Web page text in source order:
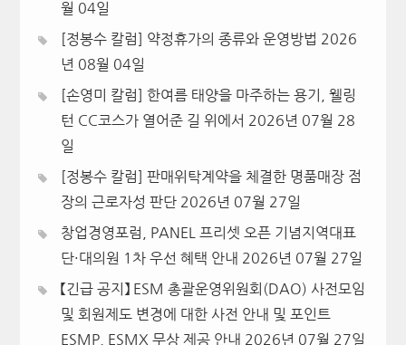
월 04일
[정봉수 칼럼] 약정휴가의 종류와 운영방법 2026
년 08월 04일
[손영미 칼럼] 한여름 태양을 마주하는 용기, 웰링
턴 CC코스가 열어준 길 위에서 2026년 07월 28
일
[정봉수 칼럼] 판매위탁계약을 체결한 명품매장 점
장의 근로자성 판단 2026년 07월 27일
창업경영포럼, PANEL 프리셋 오픈 기념지역대표
단·대의원 1차 우선 혜택 안내 2026년 07월 27일
【긴급 공지】 ESM 총괄운영위원회(DAO) 사전모임
및 회원제도 변경에 대한 사전 안내 및 포인트
ESMP, ESMX 무상 제공 안내 2026년 07월 27일